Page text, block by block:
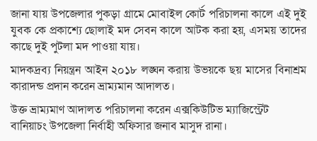
জানা যায় উপজেলার পুকড়া গ্রামে মোবাইল কোর্ট পরিচালনা কালে এই দুই
যুবক কে প্রকাশ্যে ছোলাই মদ সেবন কালে আটক করা হয়, এসময় তাদের
কাছে দুই পুটলা মদ পাওয়া যায়।
মাদকদ্রব্য নিয়ন্ত্রন আইন ২০১৮ লঙ্ঘন করায় উভয়কে ছয় মাসের বিনাশ্রম
কারাদন্ড প্রদান করেন ভ্রাম্যমান আদালত।
উক্ত ভ্রাম্যমাণ আদালত পরিচালনা করেন এক্সকিউটিভ ম্যাজিস্ট্রেট
বানিয়াচং উপজেলা নির্বাহী অফিসার জনাব মাসুদ রানা।